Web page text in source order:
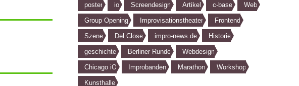
poster io Screendesign Artikel c-base Web
Group Opening Improvisationstheater Frontend
Szene Del Close impro-news.de Historie
geschichte Berliner Runde Webdesign
Chicago iO Improbanden Marathon Workshop
Kunsthalle